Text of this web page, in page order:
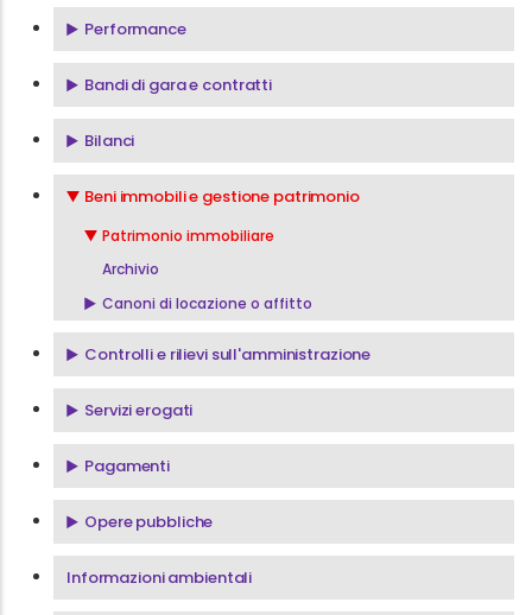
Performance
Bandi di gara e contratti
Bilanci
Beni immobili e gestione patrimonio
Patrimonio immobiliare
Archivio
Canoni di locazione o affitto
Controlli e rilievi sull'amministrazione
Servizi erogati
Pagamenti
Opere pubbliche
Informazioni ambientali